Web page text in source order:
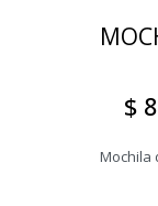
$
Mochila